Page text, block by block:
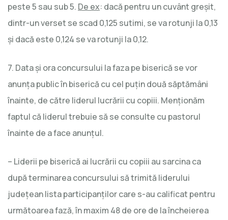
peste 5 sau sub 5. De ex: dacă pentru un cuvânt greşit,
dintr-un verset se scad 0,125 sutimi, se va rotunji la 0,13
şi dacă este 0,124 se va rotunji la 0,12.
7. Data şi ora concursului la faza pe biserică se vor
anunţa public în biserică cu cel puţin două săptămâni
înainte, de către liderul lucrării cu copiii. Menţionăm
faptul că liderul trebuie să se consulte cu pastorul
înainte de a face anunţul.
– Liderii pe biserică ai lucrării cu copiii au sarcina ca
după terminarea concursului să trimită liderului
judeţean lista participanţilor care s-au calificat pentru
următoarea fază, în maxim 48 de ore de la încheierea